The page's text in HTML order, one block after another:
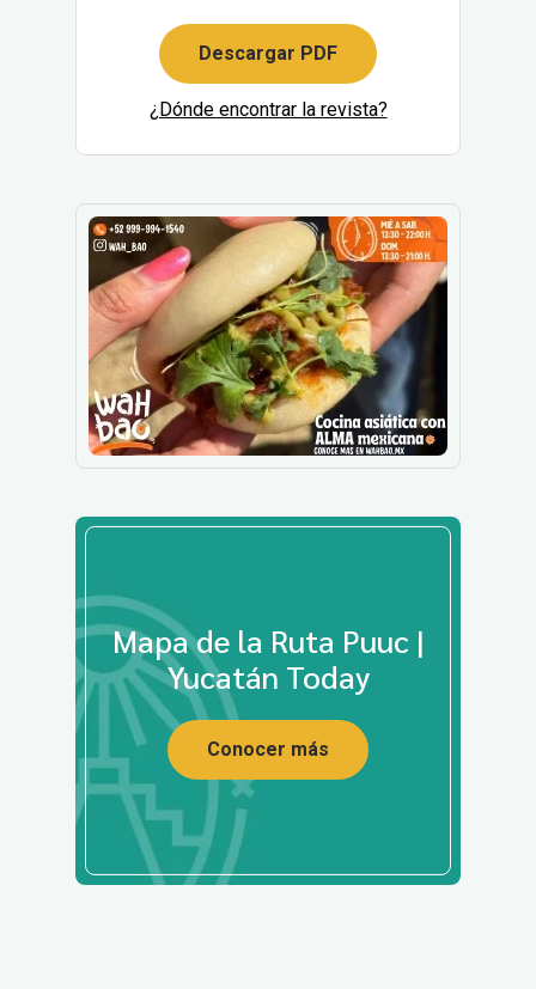
Descargar PDF
¿Dónde encontrar la revista?
Mapa de la Ruta Puuc |
Yucatán Today
Conocer más